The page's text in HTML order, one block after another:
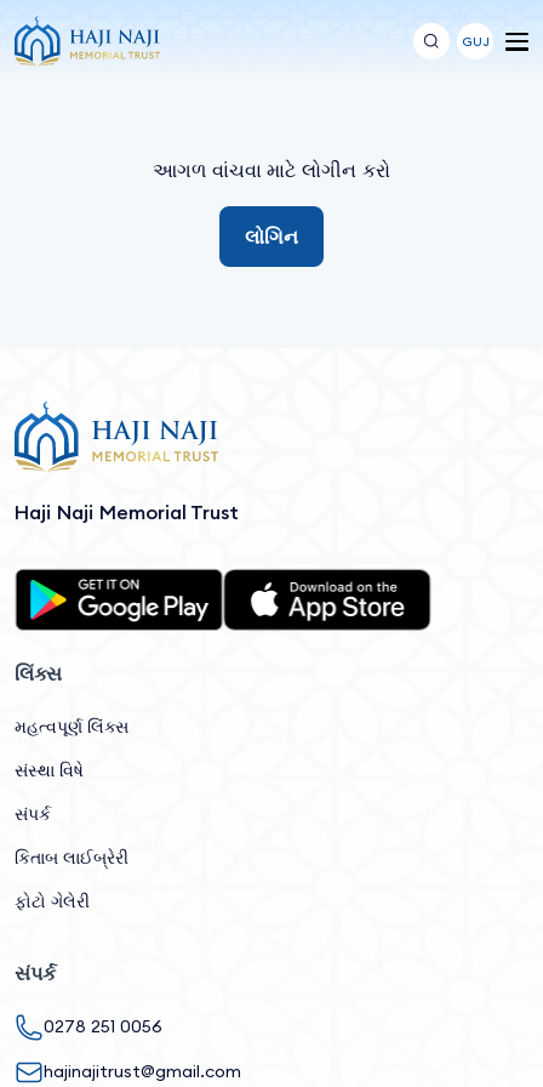
GUJ
આગળ વાંચવા માટે લોગીન કરો
લોગિન
Haji Naji Memorial Trust
લિંક્સ
મહત્વપૂર્ણ લિંક્સ
સંસ્થા વિષે
સંપર્ક
કિતાબ લાઈબ્રેરી
ફોટો ગેલેરી
સંપર્ક
0278 251 0056
hajinajitrust@gmail.com